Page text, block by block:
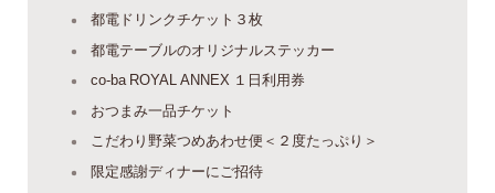
都電ドリンクチケット３枚
都電テーブルのオリジナルステッカー
co-ba ROYAL ANNEX １日利用券
おつまみ一品チケット
こだわり野菜つめあわせ便＜２度たっぷり＞
限定感謝ディナーにご招待